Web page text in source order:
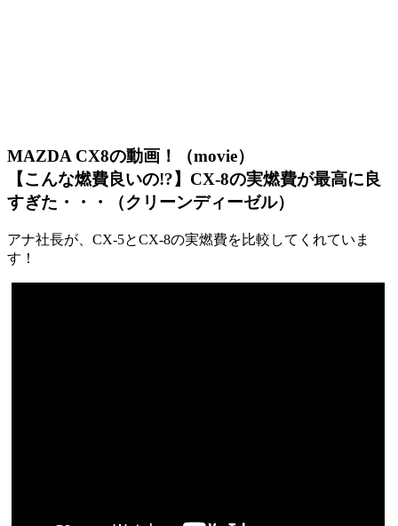
MAZDA CX8の動画！（movie）
【こんな燃費良いの!?】CX-8の実燃費が最高に良
すぎた・・・（クリーンディーゼル）
アナ社長が、CX-5とCX-8の実燃費を比較してくれていま
す！